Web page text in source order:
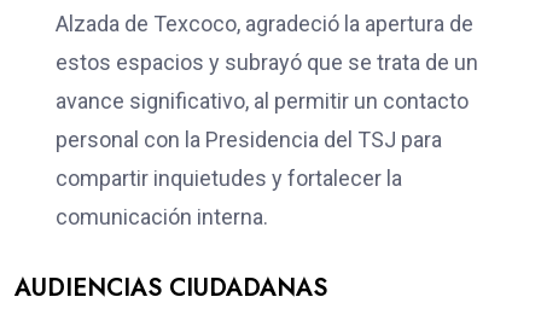
Alzada de Texcoco, agradeció la apertura de
estos espacios y subrayó que se trata de un
avance significativo, al permitir un contacto
personal con la Presidencia del TSJ para
compartir inquietudes y fortalecer la
comunicación interna.
AUDIENCIAS CIUDADANAS